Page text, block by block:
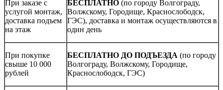
При заказе с
услугой монтаж,
доставка подъем
на этаж
БЕСПЛАТНО (по городу Волгограду,
Волжскому, Городище, Краснослободск,
ГЭС), доставка и монтаж осуществляются в
один день
При покупке
свыше 10 000
рублей
БЕСПЛАТНО ДО ПОДЪЕЗДА (по городу
Волгограду, Волжскому, Городище,
Краснослободск, ГЭС)